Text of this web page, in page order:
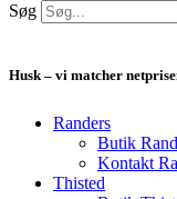
Søg
Husk – vi matcher
Randers
Butik
Kontakt
Thisted